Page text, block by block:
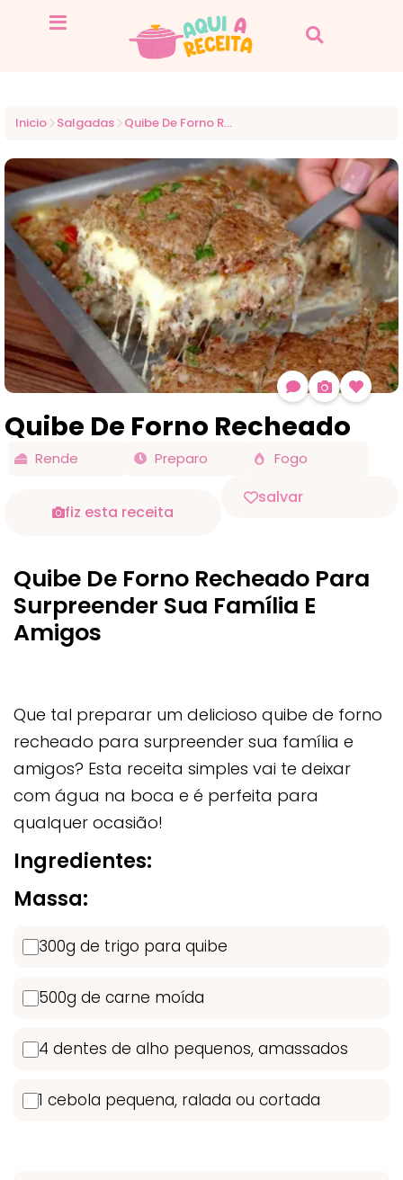
Inicio Salgadas Quibe De Forno Recheado
Quibe De Forno Recheado
Rende Preparo Fogo
fiz esta receita
salvar
Quibe De Forno Recheado Para
Surpreender Sua Família E
Amigos
Que tal preparar um delicioso quibe de forno
recheado para surpreender sua família e
amigos? Esta receita simples vai te deixar
com água na boca e é perfeita para
qualquer ocasião!
Ingredientes:
Massa:
300g de trigo para quibe
500g de carne moída
4 dentes de alho pequenos, amassados
1 cebola pequena, ralada ou cortada